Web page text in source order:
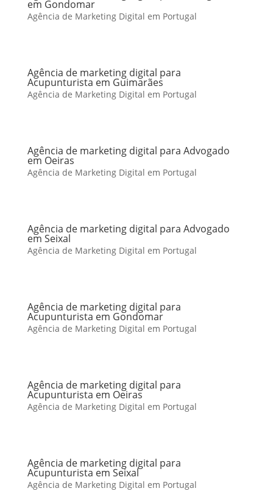
em Gondomar
Agência de Marketing Digital em Portugal
Agência de marketing digital para
Acupunturista em Guimarães
Agência de Marketing Digital em Portugal
Agência de marketing digital para Advogado
em Oeiras
Agência de Marketing Digital em Portugal
Agência de marketing digital para Advogado
em Seixal
Agência de Marketing Digital em Portugal
Agência de marketing digital para
Acupunturista em Gondomar
Agência de Marketing Digital em Portugal
Agência de marketing digital para
Acupunturista em Oeiras
Agência de Marketing Digital em Portugal
Agência de marketing digital para
Acupunturista em Seixal
Agência de Marketing Digital em Portugal